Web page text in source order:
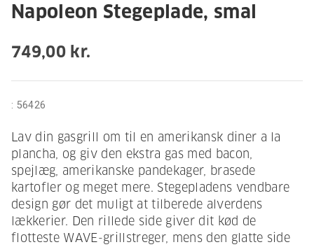
Napoleon Stegeplade, smal
749,00 kr.
: 56426
Lav din gasgrill om til en amerikansk diner a la
plancha, og giv den ekstra gas med bacon,
spejlæg, amerikanske pandekager, brasede
kartofler og meget mere. Stegepladens vendbare
design gør det muligt at tilberede alverdens
lækkerier. Den rillede side giver dit kød de
flotteste WAVE-grillstreger, mens den glatte side